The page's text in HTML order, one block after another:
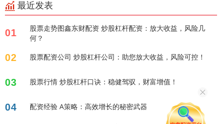
最近发表
01
股票走势图鑫东财配资 炒股杠杆配资：放大收益，风险几
何？
02 股票配资公司 炒股杠杆公司：助您放大收益，风险可控！
03 股票行情 炒股杠杆口诀：稳健驾驭，财富增值！
04 配资经验 A策略：高效增长的秘密武器